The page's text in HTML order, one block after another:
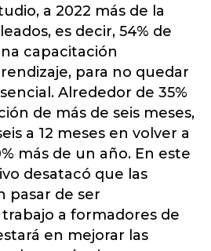
a 2022 más de la
es decir, 54% de
capacitación
para no quedar
Alrededor de 35%
de más de seis meses,
a 12 meses en volver a
más de un año. En este
desatacó que las
pasar de ser
a formadores de
en mejorar las